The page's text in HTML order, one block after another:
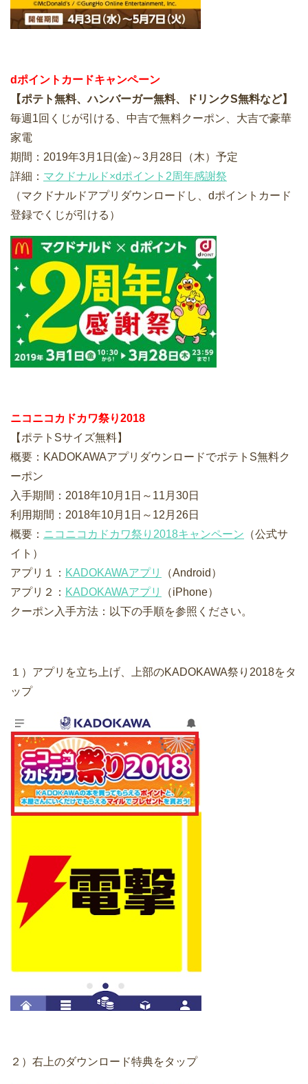
dポイントカードキャンペーン
【ポテト無料、ハンバーガー無料、ドリンクS無料など】
毎週1回くじが引ける、中吉で無料クーポン、大吉で豪華
家電
期間：2019年3月1日(金)～3月28日（木）予定
詳細： マクドナルド×dポイント2周年感謝祭
（マクドナルドアプリダウンロードし、dポイントカード
登録でくじが引ける）
ニコニコカドカワ祭り2018
【ポテトSサイズ無料】
概要：KADOKAWAアプリダウンロードでポテトS無料ク
ーポン
入手期間：2018年10月1日～11月30日
利用期間：2018年10月1日～12月26日
概要： ニコニコカドカワ祭り2018キャンペーン （公式サ
イト）
アプリ１： KADOKAWAアプリ
（Android）
アプリ２： KADOKAWAアプリ
（iPhone）
クーポン入手方法：以下の手順を参照ください。
１）アプリを立ち上げ、上部のKADOKAWA祭り2018をタ
ップ
２）右上のダウンロード特典をタップ